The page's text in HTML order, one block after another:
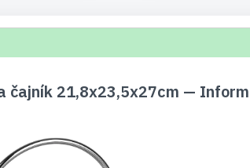
čajník 21,8x23,5x27cm —